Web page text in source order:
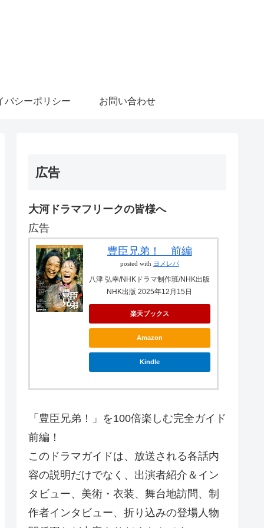
バシーポリシー お問い合わせ
広告
大河ドラマフリークの皆様へ
広告
豊臣兄弟！ 前編
posted with ヨメレバ
八津 弘幸/NHKドラマ制作班/NHK出版
NHK出版 2025年12月15日
楽天ブックス
Amazon
Kindle
「豊臣兄弟！」を100倍楽しむ完全ガイド
前編！
このドラマガイドは、放送される各話内
容の説明だけでなく、出演者紹介＆イン
タビュー、美術・衣装、舞台地訪問、制
作者インタビュー、折り込みの登場人物